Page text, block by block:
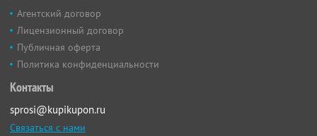
Агентский договор
Лицензионный договор
Публичная оферта
Политика конфиденциальности
Контакты
sprosi@kupikupon.ru
Связаться с нами